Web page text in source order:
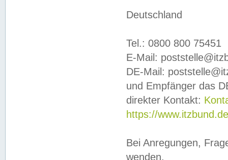
Deutschland
Tel.: 0800 800 75451
E-Mail:
DE-Mail:
und Empfänger das
direkter Kontakt:
https://
Bei Anregungen,
wenden.